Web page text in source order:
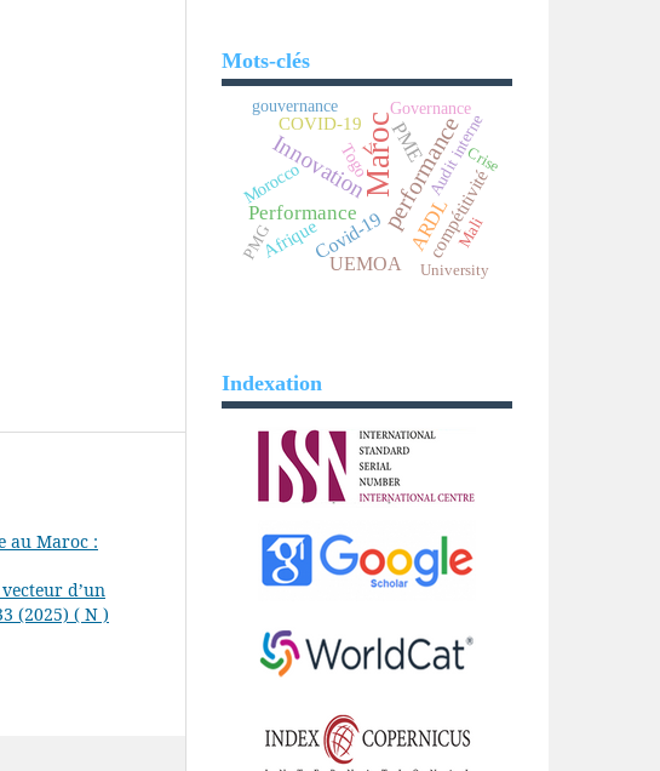
au Maroc :
d’un
(2025) ( N )
Mots-clés
Marocperformance
Innovation
Performance ARDL
PME
Covid-19
UEMOA
Afrique compétitivité
COVID-19
Morocco
gouvernance
TogoV Audit interne
Mali
Governance
PMG
University
Crise
Indexation